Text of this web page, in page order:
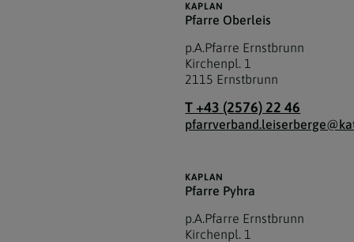
KAPLAN
Pfarre Oberleis
p.A.Pfarre Ernstbrunn
Kirchenpl. 1
2115 Ernstbrunn
T +43 (2576) 22 46
KAPLAN
Pfarre Pyhra
p.A.Pfarre Ernstbrunn
Kirchenpl. 1